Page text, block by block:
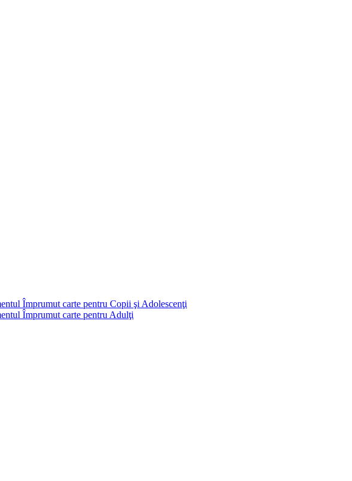
Împrumut carte pentru Copii şi Adolescenţi
Împrumut carte pentru Adulţi